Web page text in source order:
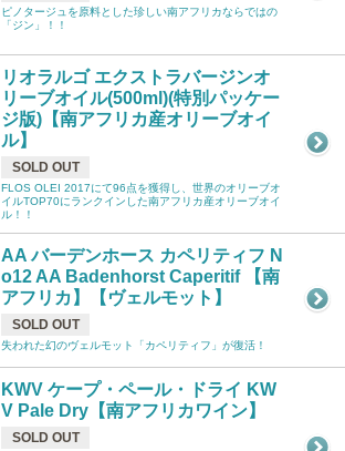
ピノタージュを原料とした珍しい南アフリカならではの
「ジン」！！
リオラルゴ エクストラバージンオ
リーブオイル(500ml)(特別パッケー
ジ版)【南アフリカ産オリーブオイ
ル】
SOLD OUT
FLOS OLEI 2017にて96点を獲得し、世界のオリーブオ
イルTOP70にランクインした南アフリカ産オリーブオイ
ル！！
AA バーデンホース カペリティフ N
o12 AA Badenhorst Caperitif 【南
アフリカ】【ヴェルモット】
SOLD OUT
失われた幻のヴェルモット「カペリティフ」が復活！
KWV ケープ・ペール・ドライ KW
V Pale Dry【南アフリカワイン】
SOLD OUT